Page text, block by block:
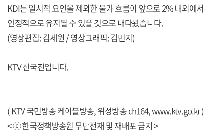
KDI는 일시적 요인을 제외한 물가 흐름이 앞으로 2% 내외에서
안정적으로 유지될 수 있을 것으로 내다봤습니다.
(영상편집: 김세원 / 영상그래픽: 김민지)
KTV 신국진입니다.
( KTV 국민방송 케이블방송, 위성방송 ch164,www.ktv.go.kr)
< ⓒ 한국정책방송원 무단전재 및 재배포 금지 >